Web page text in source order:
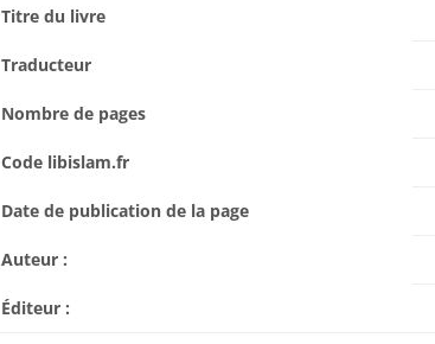
Titre du livre
Traducteur
Nombre de pages
Code libislam.fr
Date de publication de la page
Auteur :
Éditeur :